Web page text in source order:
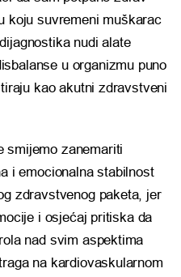
koju suvremeni muškarac
nudi alate
u organizmu puno
kao akutni zdravstveni
smijemo zanemariti
i emocionalna stabilnost
zdravstvenog paketa, jer
i osjećaj pritiska da
nad svim aspektima
na kardiovaskularnom